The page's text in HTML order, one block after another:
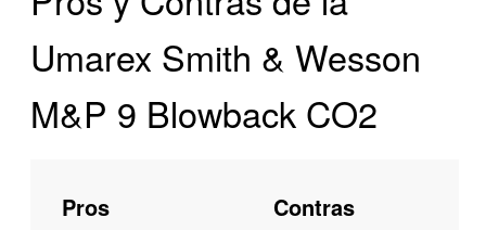
Umarex Smith & Wesson
M&P 9 Blowback CO2
Pros Contras